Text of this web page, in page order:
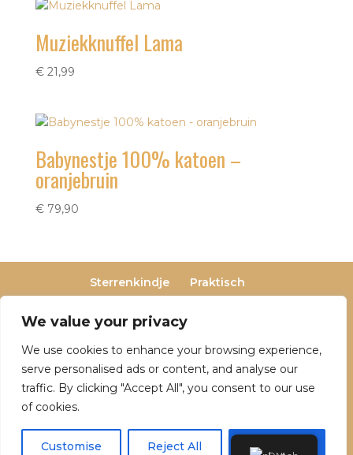
We value your privacy
We use cookies to enhance your browsing experience,
serve personalised ads or content, and analyse our
traffic. By clicking "Accept All", you consent to our use
of cookies.
Customise Reject All Accept All
Muziekknuffel Lama
€21,99
Babynestje 100% katoen –
oranjebruin
€79,90
Sterrenkindje
Praktisch
Privacy- en cookieverklaring
Terugbetaal- en retourneringsbeleid
Over Dutch Dreamers
voorbehouden | KvK-nummer: 90797191 | Btw-